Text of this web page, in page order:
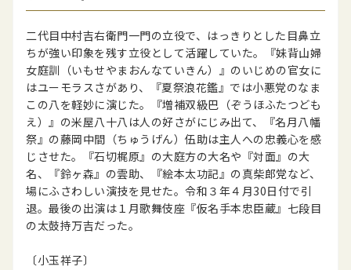
二代目中村吉右衛門一門の立役で、はっきりとした目鼻立
ちが強い印象を残す立役として活躍していた。『妹背山婦
女庭訓（いもせやまおんなていきん）』のいじめの官女に
はユーモラスさがあり、『夏祭浪花鑑』では小悪党のなま
この八を軽妙に演じた。『増補双級巴（ぞうほふたつども
え）』の米屋八十八は人の好さがにじみ出て、『名月八幡
祭』の藤岡中間（ちゅうげん）伍助は主人への忠義心を感
じさせた。『石切梶原』の大庭方の大名や『対面』の大
名、『鈴ヶ森』の雲助、『絵本太功記』の真柴郎党など、
場にふさわしい演技を見せた。令和３年４月30日付で引
退。最後の出演は１月歌舞伎座『仮名手本忠臣蔵』七段目
の太鼓持万吉だった。
〔小玉祥子〕